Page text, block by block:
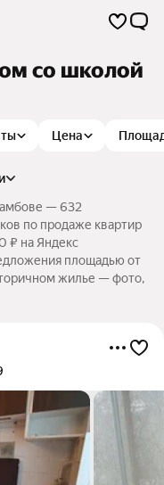
со школой
Цена
— 632
по продаже квартир
₽ на Яндекс
площадью от
жилье — фото,